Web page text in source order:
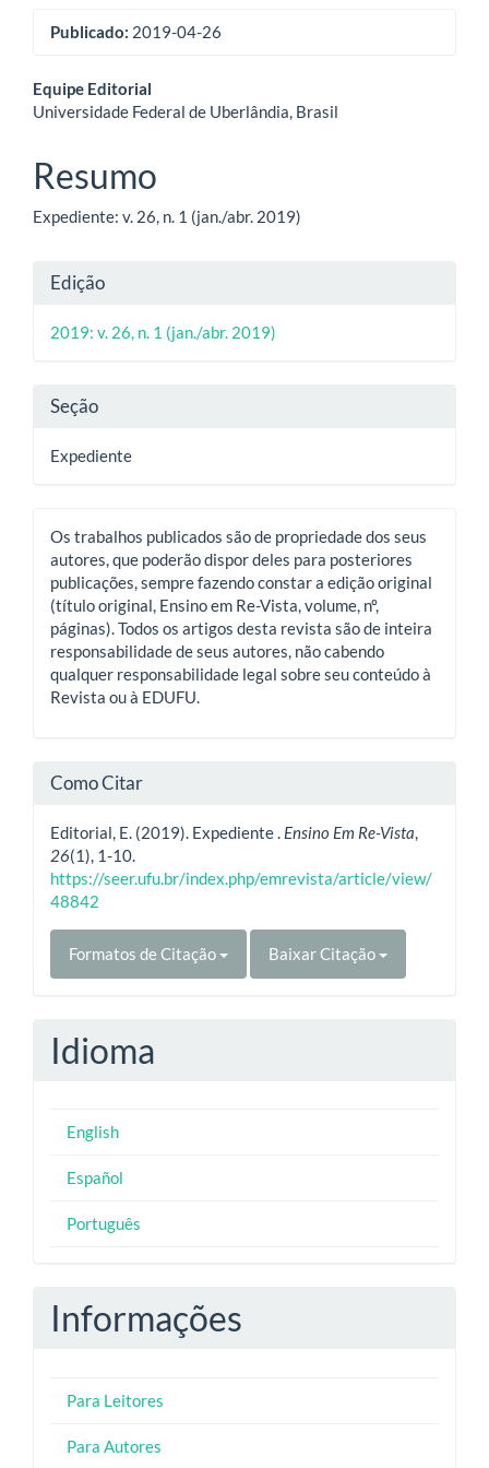
Publicado: 2019-04-26
Conteúdo
artigo
principal
Equipe Editorial
Universidade Federal de Uberlândia, Brasil
Resumo
Expediente: v. 26, n. 1 (jan./abr. 2019)
Detalhes
do
Edição
2019: v. 26, n. 1 (jan./abr. 2019)
Seção
Expediente
Os trabalhos publicados são de propriedade dos seus
autores, que poderão dispor deles para posteriores
publicações, sempre fazendo constar a edição original
(título original, Ensino em Re-Vista, volume, nº,
páginas). Todos os artigos desta revista são de inteira
responsabilidade de seus autores, não cabendo
qualquer responsabilidade legal sobre seu conteúdo à
Revista ou à EDUFU.
Como Citar
Editorial, E. (2019). Expediente . Ensino Em Re-Vista,
26(1), 1-10.
https://seer.ufu.br/index.php/emrevista/article/view/
48842
Formatos de Citação Baixar Citação
Idioma
English
Español
Português
Informações
Para Leitores
Para Autores